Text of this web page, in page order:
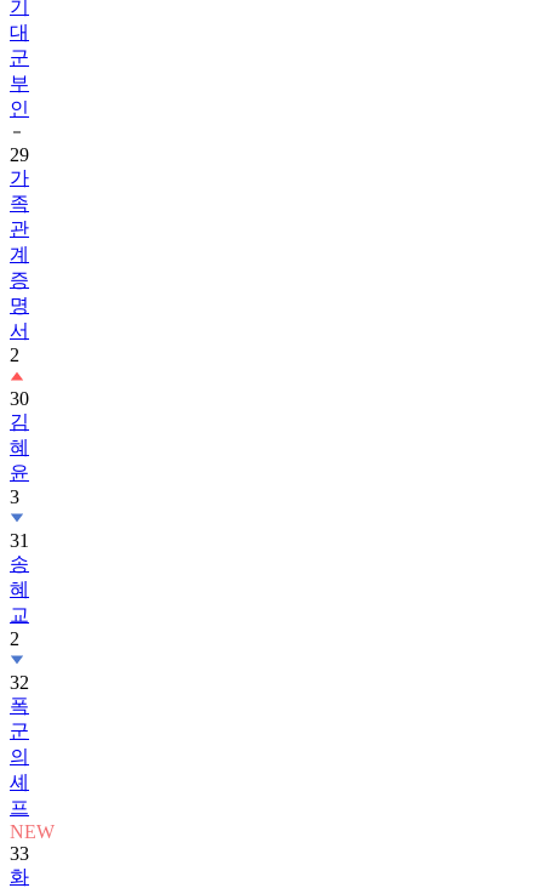
기
대
군
부
인
29
가
족
관
계
증
명
서
2
30
김
혜
윤
3
31
송
혜
교
2
32
폭
군
의
셰
프
NEW
33
화